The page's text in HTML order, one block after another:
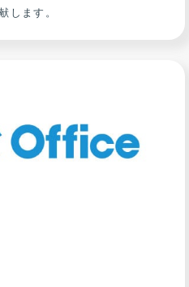
します。